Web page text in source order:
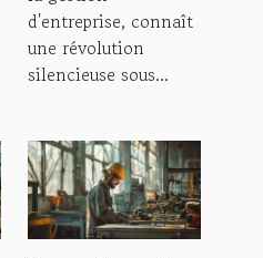
comptabilité
moderne ?
d'entreprise, connaît
une révolution
silencieuse sous...